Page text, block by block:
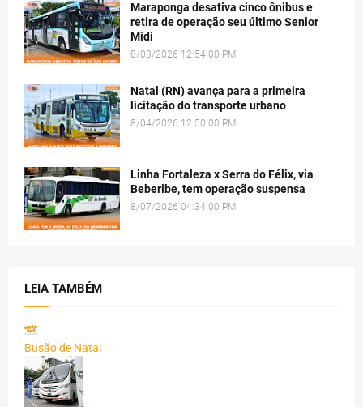
Maraponga desativa cinco ônibus e
retira de operação seu último Senior
Midi
8/03/2026 12:54:00 PM
Natal (RN) avança para a primeira
licitação do transporte urbano
8/04/2026 12:50:00 PM
Linha Fortaleza x Serra do Félix, via
Beberibe, tem operação suspensa
8/07/2026 04:34:00 PM
LEIA TAMBÉM
Busão de Natal